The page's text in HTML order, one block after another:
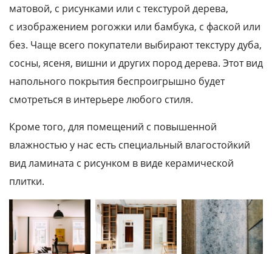
матовой, с рисунками или с текстурой дерева,
с изображением рогожки или бамбука, с фаской или
без. Чаще всего покупатели выбирают текстуру дуба,
сосны, ясеня, вишни и других пород дерева. Этот вид
напольного покрытия беспроигрышно будет
смотреться в интерьере любого стиля.
Кроме того, для помещений с повышенной
влажностью у нас есть специальный влагостойкий
вид ламината с рисунком в виде керамической
плитки.